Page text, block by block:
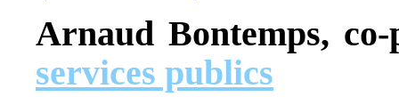
Arnaud Bontemps,
services publics